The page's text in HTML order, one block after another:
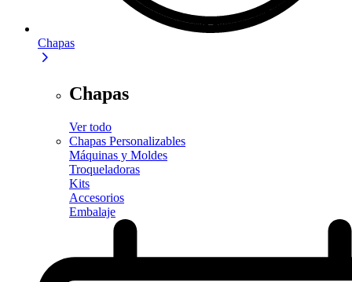
Chapas
Chapas
Ver todo
Chapas Personalizables
Máquinas y Moldes
Troqueladoras
Kits
Accesorios
Embalaje